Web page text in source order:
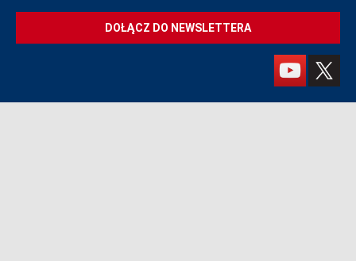
DOŁĄCZ DO NEWSLETTERA